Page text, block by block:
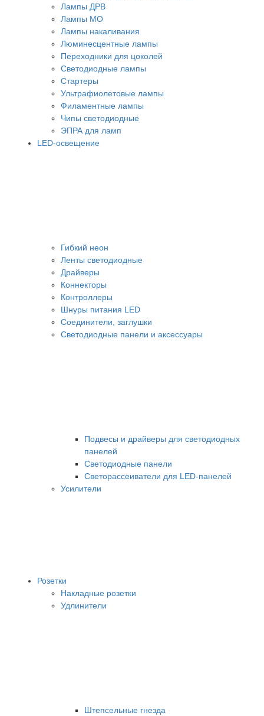
Лампы ДРВ
Лампы МО
Лампы накаливания
Люминесцентные лампы
Переходники для цоколей
Светодиодные лампы
Стартеры
Ультрафиолетовые лампы
Филаментные лампы
Чипы светодиодные
ЭПРА для ламп
LED-освещение
Гибкий неон
Ленты светодиодные
Драйверы
Коннекторы
Контроллеры
Шнуры питания LED
Соединители, заглушки
Светодиодные панели и аксессуары
Подвесы и драйверы для светодиодных
панелей
Светодиодные панели
Светорассеиватели для LED-панелей
Усилители
Розетки
Накладные розетки
Удлинители
Штепсельные гнезда